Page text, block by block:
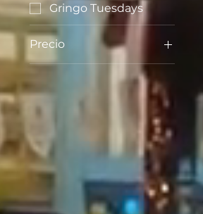
Gringo Tuesdays
Precio
360.000 COP